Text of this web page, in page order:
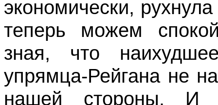
экономически,
теперь можем
зная, что
упрямца-Рейгана не
нашей стороны. И